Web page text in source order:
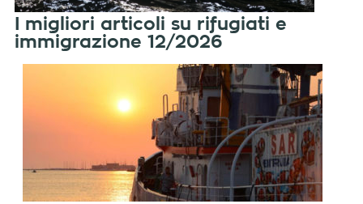
I migliori articoli su rifugiati e
immigrazione 12/2026